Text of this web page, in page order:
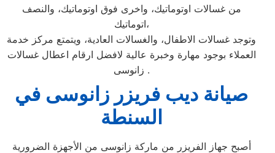
من غسالات اوتوماتيك، واخرى فوق اوتوماتيك، والنصف
اتوماتيك،
وتوجد غسالات الاطفال، والغسالات العادية، ويتمتع مركز خدمة
العملاء بوجود مهارة وخبرة عالية لافضل ارقام اعطال غسالات
زانوسى .
صيانة ديب فريزر زانوسى في
السنطة
أصبح جهاز الفريزر من ماركة زانوسى من الأجهزة الضرورية